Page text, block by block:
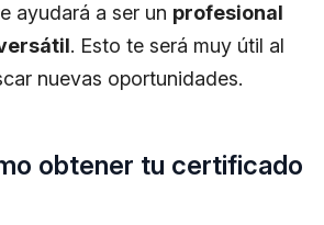
ayudará a ser un profesional
. Esto te será muy útil al
nuevas oportunidades.
obtener tu certificado